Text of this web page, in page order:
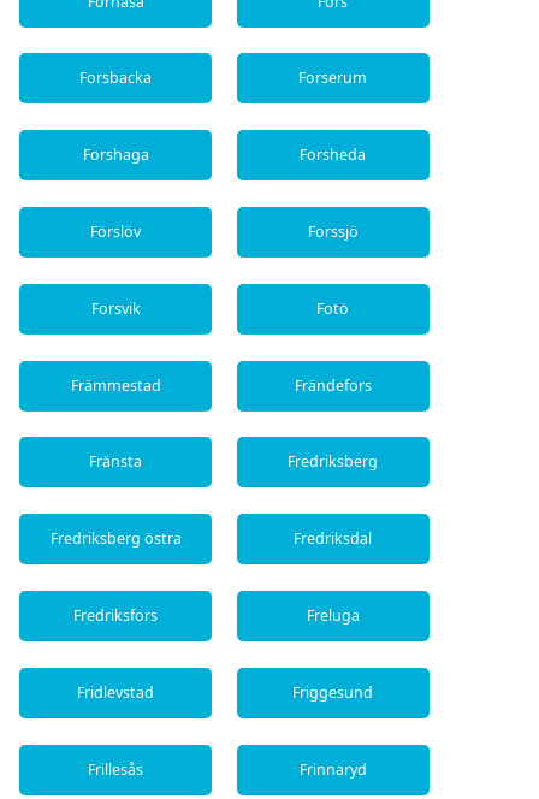
Forsbacka Forserum
Forshaga Forsheda
Förslöv Forssjö
Forsvik Fotö
Främmestad Frändefors
Fränsta Fredriksberg
Fredriksberg östra Fredriksdal
Fredriksfors Freluga
Fridlevstad Friggesund
Frillesås Frinnaryd